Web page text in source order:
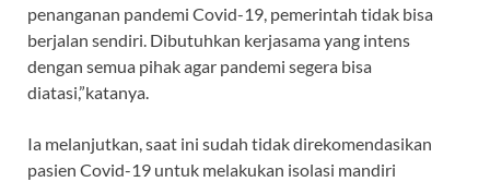
penanganan pandemi Covid-19, pemerintah tidak bisa
berjalan sendiri. Dibutuhkan kerjasama yang intens
dengan semua pihak agar pandemi segera bisa
diatasi,”katanya.
Ia melanjutkan, saat ini sudah tidak direkomendasikan
pasien Covid-19 untuk melakukan isolasi mandiri